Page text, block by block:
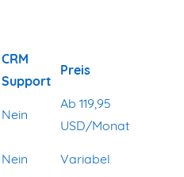
CRM
Support
Preis
Nein
Ab 119,95
USD/Monat
Nein Variabel